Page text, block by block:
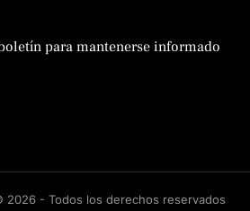
para mantenerse informado
2026 - Todos los derechos reservados